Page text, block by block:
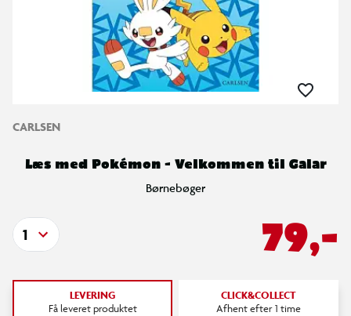
CARLSEN
Læs med Pokémon - Velkommen til Galar
Børnebøger
79,-
1
LEVERING
Få leveret produktet
CLICK&COLLECT
Afhent efter 1 time